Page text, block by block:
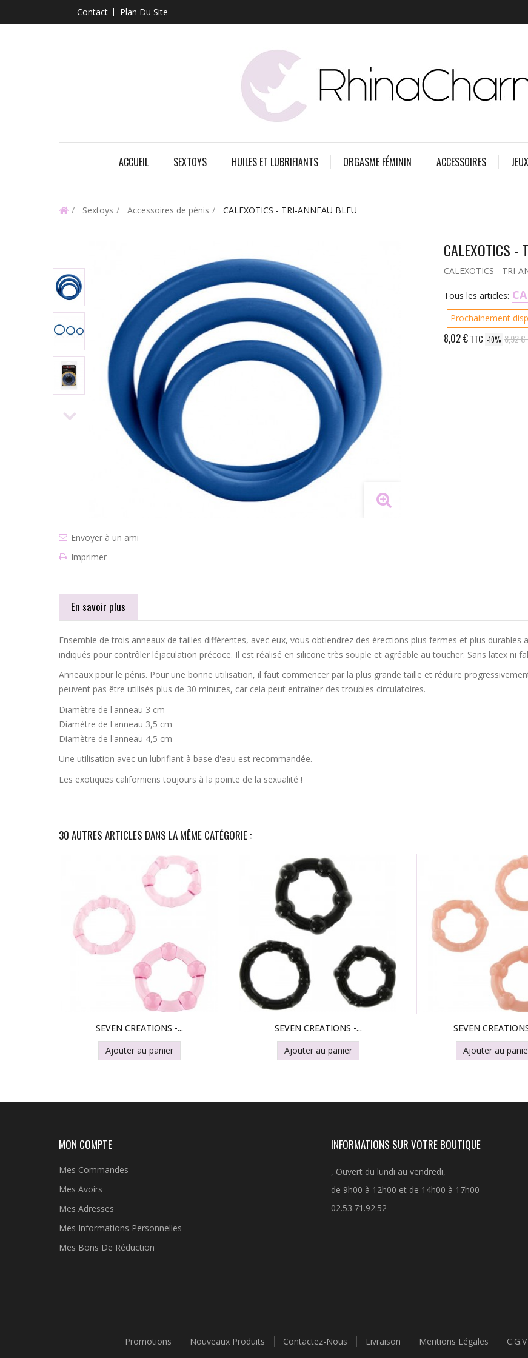
Contact Plan Du Site
ACCUEIL SEXTOYS HUILES ET LUBRIFIANTS ORGASME FÉMININ ACCESSOIRES
Sextoys Accessoires de pénis CALEXOTICS - TRI-ANNEAU BLEU
Envoyer à un ami
Imprimer
CALEXOTICS -
CALEXOTICS - TRI-
Tous les articles:
Prochainement
8,02 €TTC -10% 8,92 €
En savoir plus
Ensemble de trois anneaux de tailles différentes, avec eux, vous obtiendrez des érections plus fermes et plus
indiqués pour contrôler léjaculation précoce. Il est réalisé en silicone très souple et agréable au toucher. Sans latex ni
Anneaux pour le pénis. Pour une bonne utilisation, il faut commencer par la plus grande taille et réduire
peuvent pas être utilisés plus de 30 minutes, car cela peut entraîner des troubles circulatoires.
Diamètre de l'anneau 3 cm
Diamètre de l'anneau 3,5 cm
Diamètre de l'anneau 4,5 cm
Une utilisation avec un lubrifiant à base d'eau est recommandée.
Les exotiques californiens toujours à la pointe de la sexualité !
30 AUTRES ARTICLES DANS LA MÊME CATÉGORIE :
SEVEN CREATIONS -...
Ajouter au panier
SEVEN CREATIONS -...
Ajouter au panier
SEVEN
Ajouter au
MON COMPTE
Mes Commandes
Mes Avoirs
Mes Adresses
Mes Informations Personnelles
Mes Bons De Réduction
INFORMATIONS SUR VOTRE BOUTIQUE
, Ouvert du lundi au vendredi,
de 9h00 à 12h00 et de 14h00 à 17h00
02.53.71.92.52
Promotions Nouveaux Produits Contactez-Nous Livraison Mentions Légales C.G.V